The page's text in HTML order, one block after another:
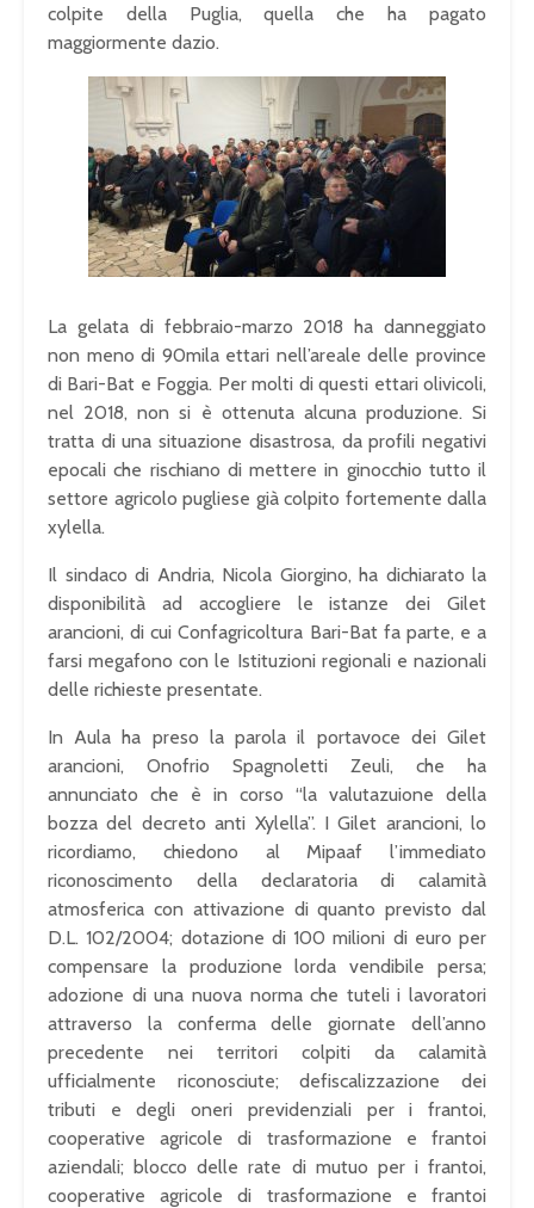
colpite della Puglia, quella che ha pagato
maggiormente dazio.
La gelata di febbraio-marzo 2018 ha danneggiato
non meno di 90mila ettari nell’areale delle province
di Bari-Bat e Foggia. Per molti di questi ettari olivicoli,
nel 2018, non si è ottenuta alcuna produzione. Si
tratta di una situazione disastrosa, da profili negativi
epocali che rischiano di mettere in ginocchio tutto il
settore agricolo pugliese già colpito fortemente dalla
xylella.
Il sindaco di Andria, Nicola Giorgino, ha dichiarato la
disponibilità ad accogliere le istanze dei Gilet
arancioni, di cui Confagricoltura Bari-Bat fa parte, e a
farsi megafono con le Istituzioni regionali e nazionali
delle richieste presentate.
In Aula ha preso la parola il portavoce dei Gilet
arancioni, Onofrio Spagnoletti Zeuli, che ha
annunciato che è in corso “la valutazuione della
bozza del decreto anti Xylella”. I Gilet arancioni, lo
ricordiamo, chiedono al Mipaaf l’immediato
riconoscimento della declaratoria di calamità
atmosferica con attivazione di quanto previsto dal
D.L. 102/2004; dotazione di 100 milioni di euro per
compensare la produzione lorda vendibile persa;
adozione di una nuova norma che tuteli i lavoratori
attraverso la conferma delle giornate dell’anno
precedente nei territori colpiti da calamità
ufficialmente riconosciute; defiscalizzazione dei
tributi e degli oneri previdenziali per i frantoi,
cooperative agricole di trasformazione e frantoi
aziendali; blocco delle rate di mutuo per i frantoi,
cooperative agricole di trasformazione e frantoi